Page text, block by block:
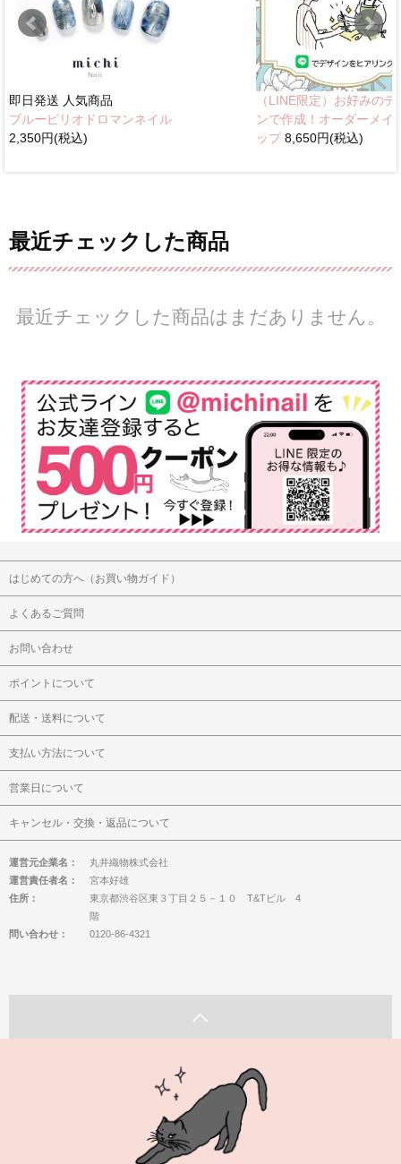
即日発送 人気商品
ブルーピリオドロマンネイル
2,350円(税込)
（LINE限定）お好みのデ
ンで作成！オーダーメイ
ップ8,650円(税込)
最近チェックした商品
最近チェックした商品はまだありません。
はじめての方へ（お買い物ガイド）
よくあるご質問
お問い合わせ
ポイントについて
配送・送料について
支払い方法について
営業日について
キャンセル・交換・返品について
運営元企業名：
丸井織物株式会社
運営責任者名：
宮本好雄
住所：
東京都渋谷区東３丁目２５－１０ T&Tビル 4
階
問い合わせ：
0120-86-4321